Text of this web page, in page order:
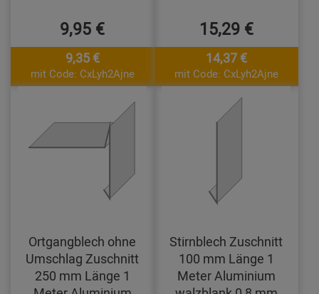
9,95 €
9,35 €
mit Code: CxLyh2Ajne
15,29 €
14,37 €
mit Code: CxLyh2Ajne
Ortgangblech ohne
Umschlag Zuschnitt
250 mm Länge 1
Stirnblech Zuschnitt
100 mm Länge 1
Meter Aluminium